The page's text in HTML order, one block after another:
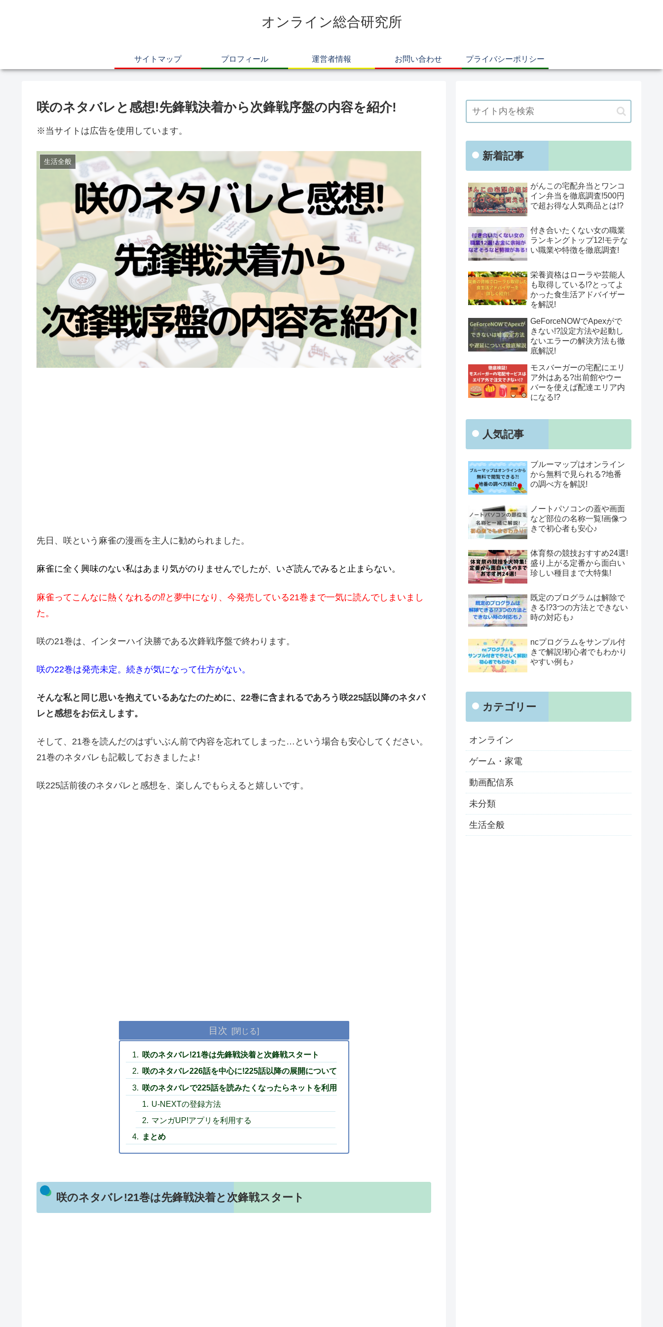
オンライン総合研究所
サイトマップ プロフィール 運営者情報 お問い合わせ プライバシーポリシー
咲のネタバレと感想!先鋒戦決着から次鋒戦序盤の内容を紹介!
※当サイトは広告を使用しています。
生活全般
先日、咲という麻雀の漫画を主人に勧められました。
麻雀に全く興味のない私はあまり気がのりませんでしたが、いざ読んでみると止まらない。
麻雀ってこんなに熱くなれるの⁉と夢中になり、今発売している21巻まで一気に読んでしまいまし
た。
咲の21巻は、インターハイ決勝である次鋒戦序盤で終わります。
咲の22巻は発売未定。続きが気になって仕方がない。
そんな私と同じ思いを抱えているあなたのために、22巻に含まれるであろう咲225話以降のネタバ
レと感想をお伝えします。
そして、21巻を読んだのはずいぶん前で内容を忘れてしまった…という場合も安心してください。
21巻のネタバレも記載しておきましたよ!
咲225話前後のネタバレと感想を、楽しんでもらえると嬉しいです。
目次
咲のネタバレ!21巻は先鋒戦決着と次鋒戦スタート
咲のネタバレ226話を中心に!225話以降の展開について
咲のネタバレで225話を読みたくなったらネットを利用
U-NEXTの登録方法
マンガUP!アプリを利用する
まとめ
咲のネタバレ!21巻は先鋒戦決着と次鋒戦スタート
新着記事
がんこの宅配弁当とワンコ
イン弁当を徹底調査!500円
で超お得な人気商品とは!?
付き合いたくない女の職業
ランキングトップ12!モテな
い職業や特徴を徹底調査!
栄養資格はローラや芸能人
も取得している!?とってよ
かった食生活アドバイザー
を解説!
GeForceNOWでApexがで
きない!?設定方法や起動し
ないエラーの解決方法も徹
底解説!
モスバーガーの宅配にエリ
ア外はある?出前館やウー
バーを使えば配達エリア内
になる!?
人気記事
ブルーマップはオンライン
から無料で見られる?地番
の調べ方を解説!
ノートパソコンの蓋や画面
など部位の名称一覧!画像つ
きで初心者も安心♪
体育祭の競技おすすめ24選!
盛り上がる定番から面白い
珍しい種目まで大特集!
既定のプログラムは解除で
きる!?3つの方法とできない
時の対応も♪
ncプログラムをサンプル付
きで解説!初心者でもわかり
やすい例も♪
カテゴリー
オンライン
ゲーム・家電
動画配信系
未分類
生活全般